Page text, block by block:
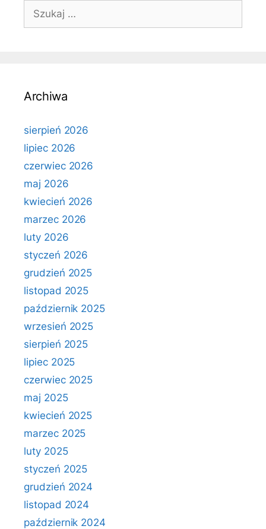
Szukaj:
Archiwa
sierpień 2026
lipiec 2026
czerwiec 2026
maj 2026
kwiecień 2026
marzec 2026
luty 2026
styczeń 2026
grudzień 2025
listopad 2025
październik 2025
wrzesień 2025
sierpień 2025
lipiec 2025
czerwiec 2025
maj 2025
kwiecień 2025
marzec 2025
luty 2025
styczeń 2025
grudzień 2024
listopad 2024
październik 2024